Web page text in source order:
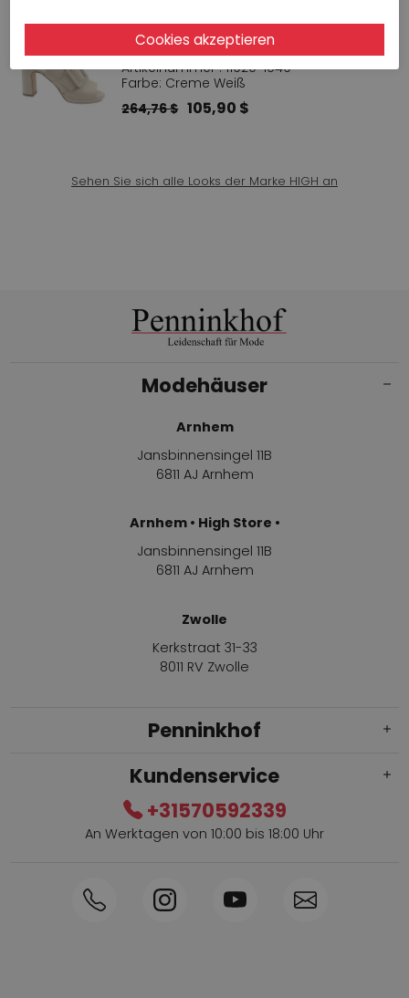
CERVONE SANDALETTE NAPPA KISS
2356
Artikelnummer : 11920-1049
Farbe: Creme Weiß
264,76 $ 105,90 $
Sehen Sie sich alle Looks der Marke HIGH an
Modehäuser
Arnhem
Jansbinnensingel 11B
6811 AJ Arnhem
Arnhem • High Store •
Jansbinnensingel 11B
6811 AJ Arnhem
Zwolle
Kerkstraat 31-33
8011 RV Zwolle
Penninkhof
Innerhalb von 1-3 Tagen geliefert
Kundenservice
+31570592339
An Werktagen von 10:00 bis 18:00 Uhr